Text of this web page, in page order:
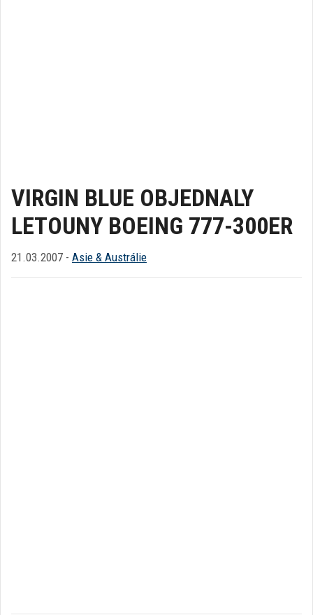
VIRGIN BLUE OBJEDNALY
LETOUNY BOEING 777-300ER
21.03.2007 - Asie & Austrálie